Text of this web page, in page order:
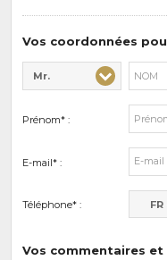
de
Vos coordonnées
Civilité* :
Mr.
Nom* :
Prénom* :
E-mail* :
Téléphone* : FR
Vos commentaires